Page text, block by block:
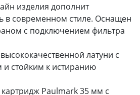
изделия дополнит
в современном стиле. Оснащен
с подключением фильтра
латуни с
стойким к истиранию
Paulmark 35 мм с